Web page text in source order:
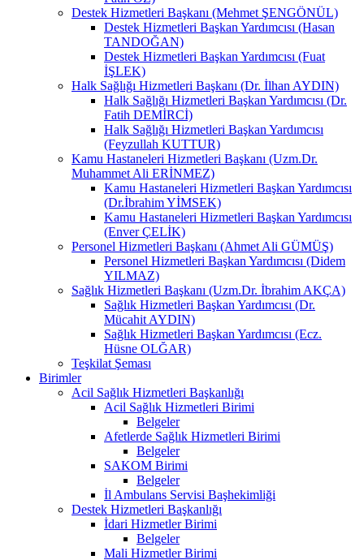
Destek Hizmetleri Başkanı (Mehmet ŞENGÖNÜL)
Destek Hizmetleri Başkan Yardımcısı (Hasan
TANDOĞAN)
Destek Hizmetleri Başkan Yardımcısı (Fuat
İŞLEK)
Halk Sağlığı Hizmetleri Başkanı (Dr. İlhan AYDIN)
Halk Sağlığı Hizmetleri Başkan Yardımcısı (Dr.
Fatih DEMİRCİ)
Halk Sağlığı Hizmetleri Başkan Yardımcısı
(Feyzullah KUTTUR)
Kamu Hastaneleri Hizmetleri Başkanı (Uzm.Dr.
Muhammet Ali ERİNMEZ)
Kamu Hastaneleri Hizmetleri Başkan Yardımcısı
(Dr.İbrahim YİMSEK)
Kamu Hastaneleri Hizmetleri Başkan Yardımcısı
(Enver ÇELİK)
Personel Hizmetleri Başkanı (Ahmet Ali GÜMÜŞ)
Personel Hizmetleri Başkan Yardımcısı (Didem
YILMAZ)
Sağlık Hizmetleri Başkanı (Uzm.Dr. İbrahim AKÇA)
Sağlık Hizmetleri Başkan Yardımcısı (Dr.
Mücahit AYDIN)
Sağlık Hizmetleri Başkan Yardımcısı (Ecz.
Hüsne OLĞAR)
Teşkilat Şeması
Birimler
Acil Sağlık Hizmetleri Başkanlığı
Acil Sağlık Hizmetleri Birimi
Belgeler
Afetlerde Sağlık Hizmetleri Birimi
Belgeler
SAKOM Birimi
Belgeler
İl Ambulans Servisi Başhekimliği
Destek Hizmetleri Başkanlığı
İdari Hizmetler Birimi
Belgeler
Mali Hizmetler Birimi